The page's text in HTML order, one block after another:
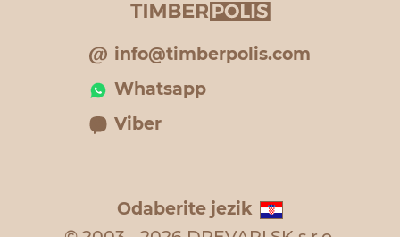
info@timberpolis.com
Whatsapp
Viber
Odaberite jezik